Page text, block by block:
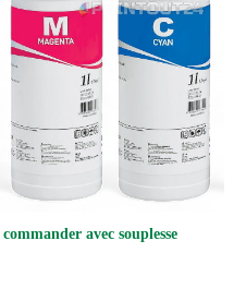
avec souplesse